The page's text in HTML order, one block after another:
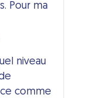
Pour ma
niveau
comme